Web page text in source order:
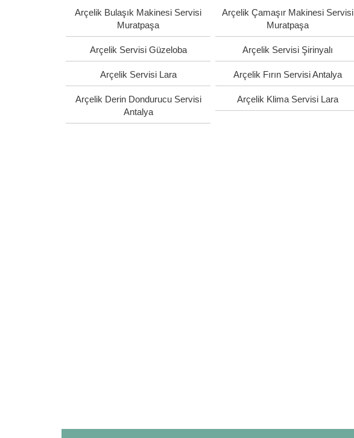
Arçelik Bulaşık Makinesi Servisi
Muratpaşa
Arçelik Çamaşır Makinesi Servisi
Muratpaşa
Arçelik Servisi Güzeloba Arçelik Servisi Şirinyalı
Arçelik Servisi Lara Arçelik Fırın Servisi Antalya
Arçelik Derin Dondurucu Servisi
Antalya
Arçelik Klima Servisi Lara